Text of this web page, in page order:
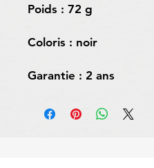
Poids : 72 g
Coloris : noir
Garantie : 2 ans